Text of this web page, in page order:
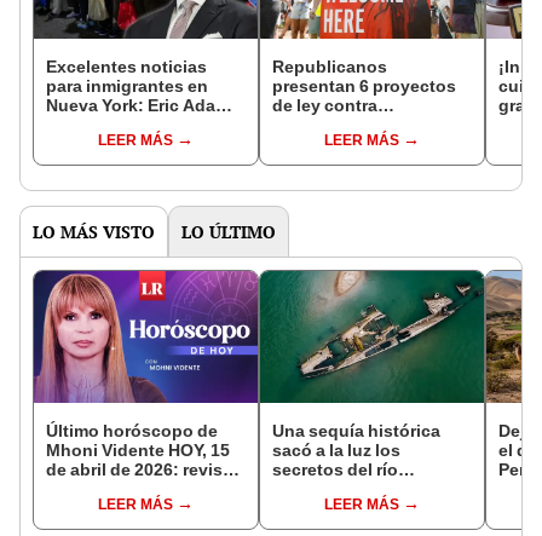
Excelentes noticias
para inmigrantes en
Nueva York: Eric Adams
defenderlos de
deportaciones del ICE
LEER MÁS
Republicanos
presentan 6 proyectos
de ley contra
legislativa de este
estado en EEUU
LEER MÁS
LO MÁS VISTO LO ÚLTIMO
Último horóscopo de
Mhoni Vidente HOY, 15
de abril de 2026: revisa
signo y entérate si te
espera un día
LEER MÁS
Una sequía histórica
sacó a la luz los
secretos del río
Segunda Guerra
Mundial, fósiles de
LEER MÁS
Dejó
el